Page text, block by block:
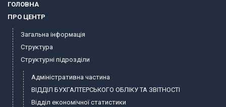
ГОЛОВНА
ПРО ЦЕНТР
Загальна інформація
Структура
Структурні підрозділи
Адміністративна частина
ВІДДІЛ БУХГАЛТЕРСЬКОГО ОБЛІКУ ТА ЗВІТНОСТІ
Відділ економічної статистики